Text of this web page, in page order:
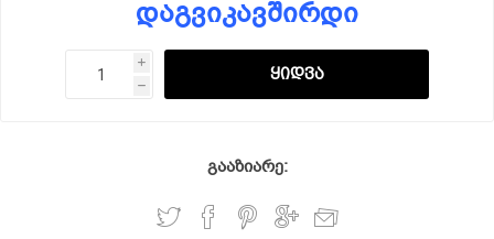
დაგვიკავშირდი
i
h
გააზიარე: